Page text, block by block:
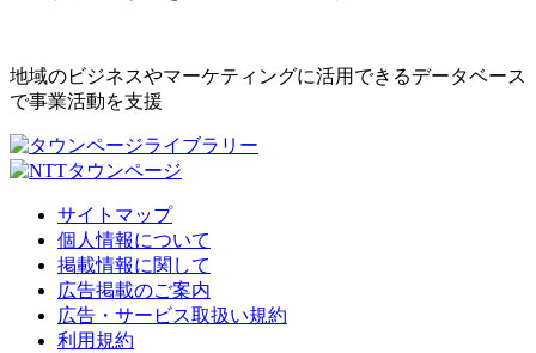
地域のビジネスやマーケティングに活用できるデータベース
で事業活動を支援
サイトマップ
個人情報について
掲載情報に関して
広告掲載のご案内
広告・サービス取扱い規約
利用規約